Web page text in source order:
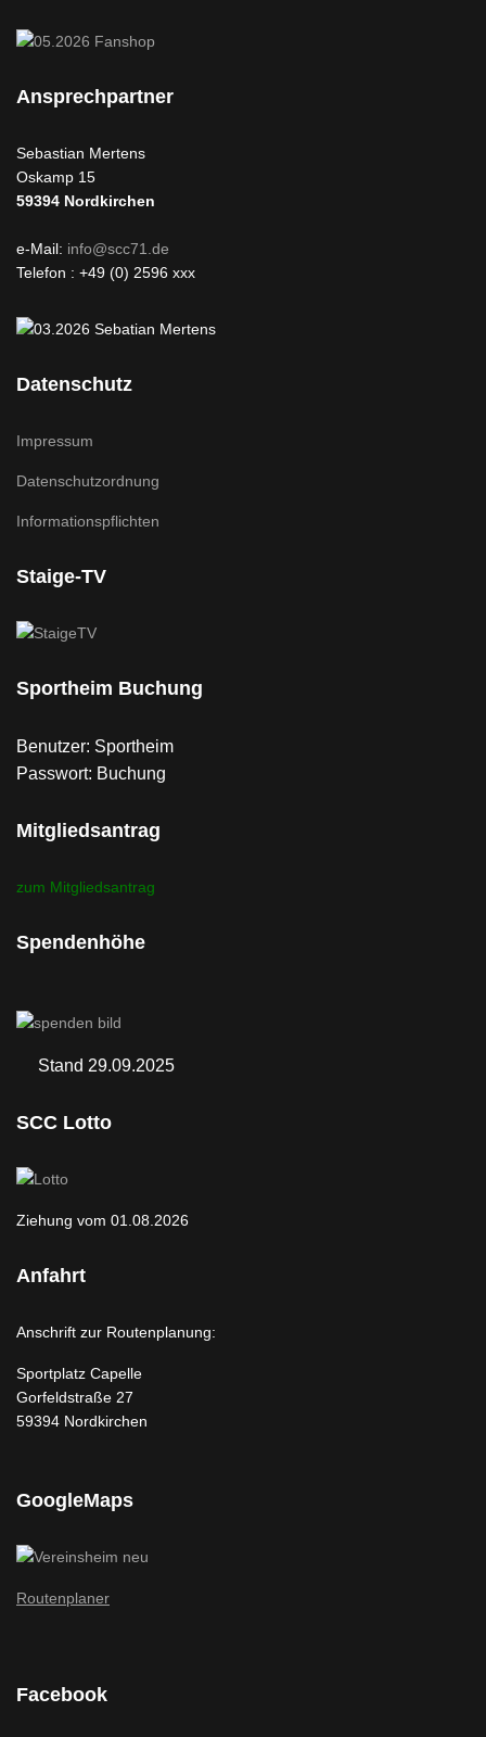
Ansprechpartner
Sebastian Mertens
Oskamp 15
59394 Nordkirchen
e-Mail: info@scc71.de
Telefon : +49 (0) 2596 xxx
Datenschutz
Impressum
Datenschutzordnung
Informationspflichten
Staige-TV
Sportheim Buchung
Benutzer: Sportheim
Passwort: Buchung
Mitgliedsantrag
zum Mitgliedsantrag
Spendenhöhe
Stand 29.09.2025
SCC Lotto
Ziehung vom 01.08.2026
Anfahrt
Anschrift zur Routenplanung:
Sportplatz Capelle
Gorfeldstraße 27
59394 Nordkirchen
GoogleMaps
Routenplaner
Facebook